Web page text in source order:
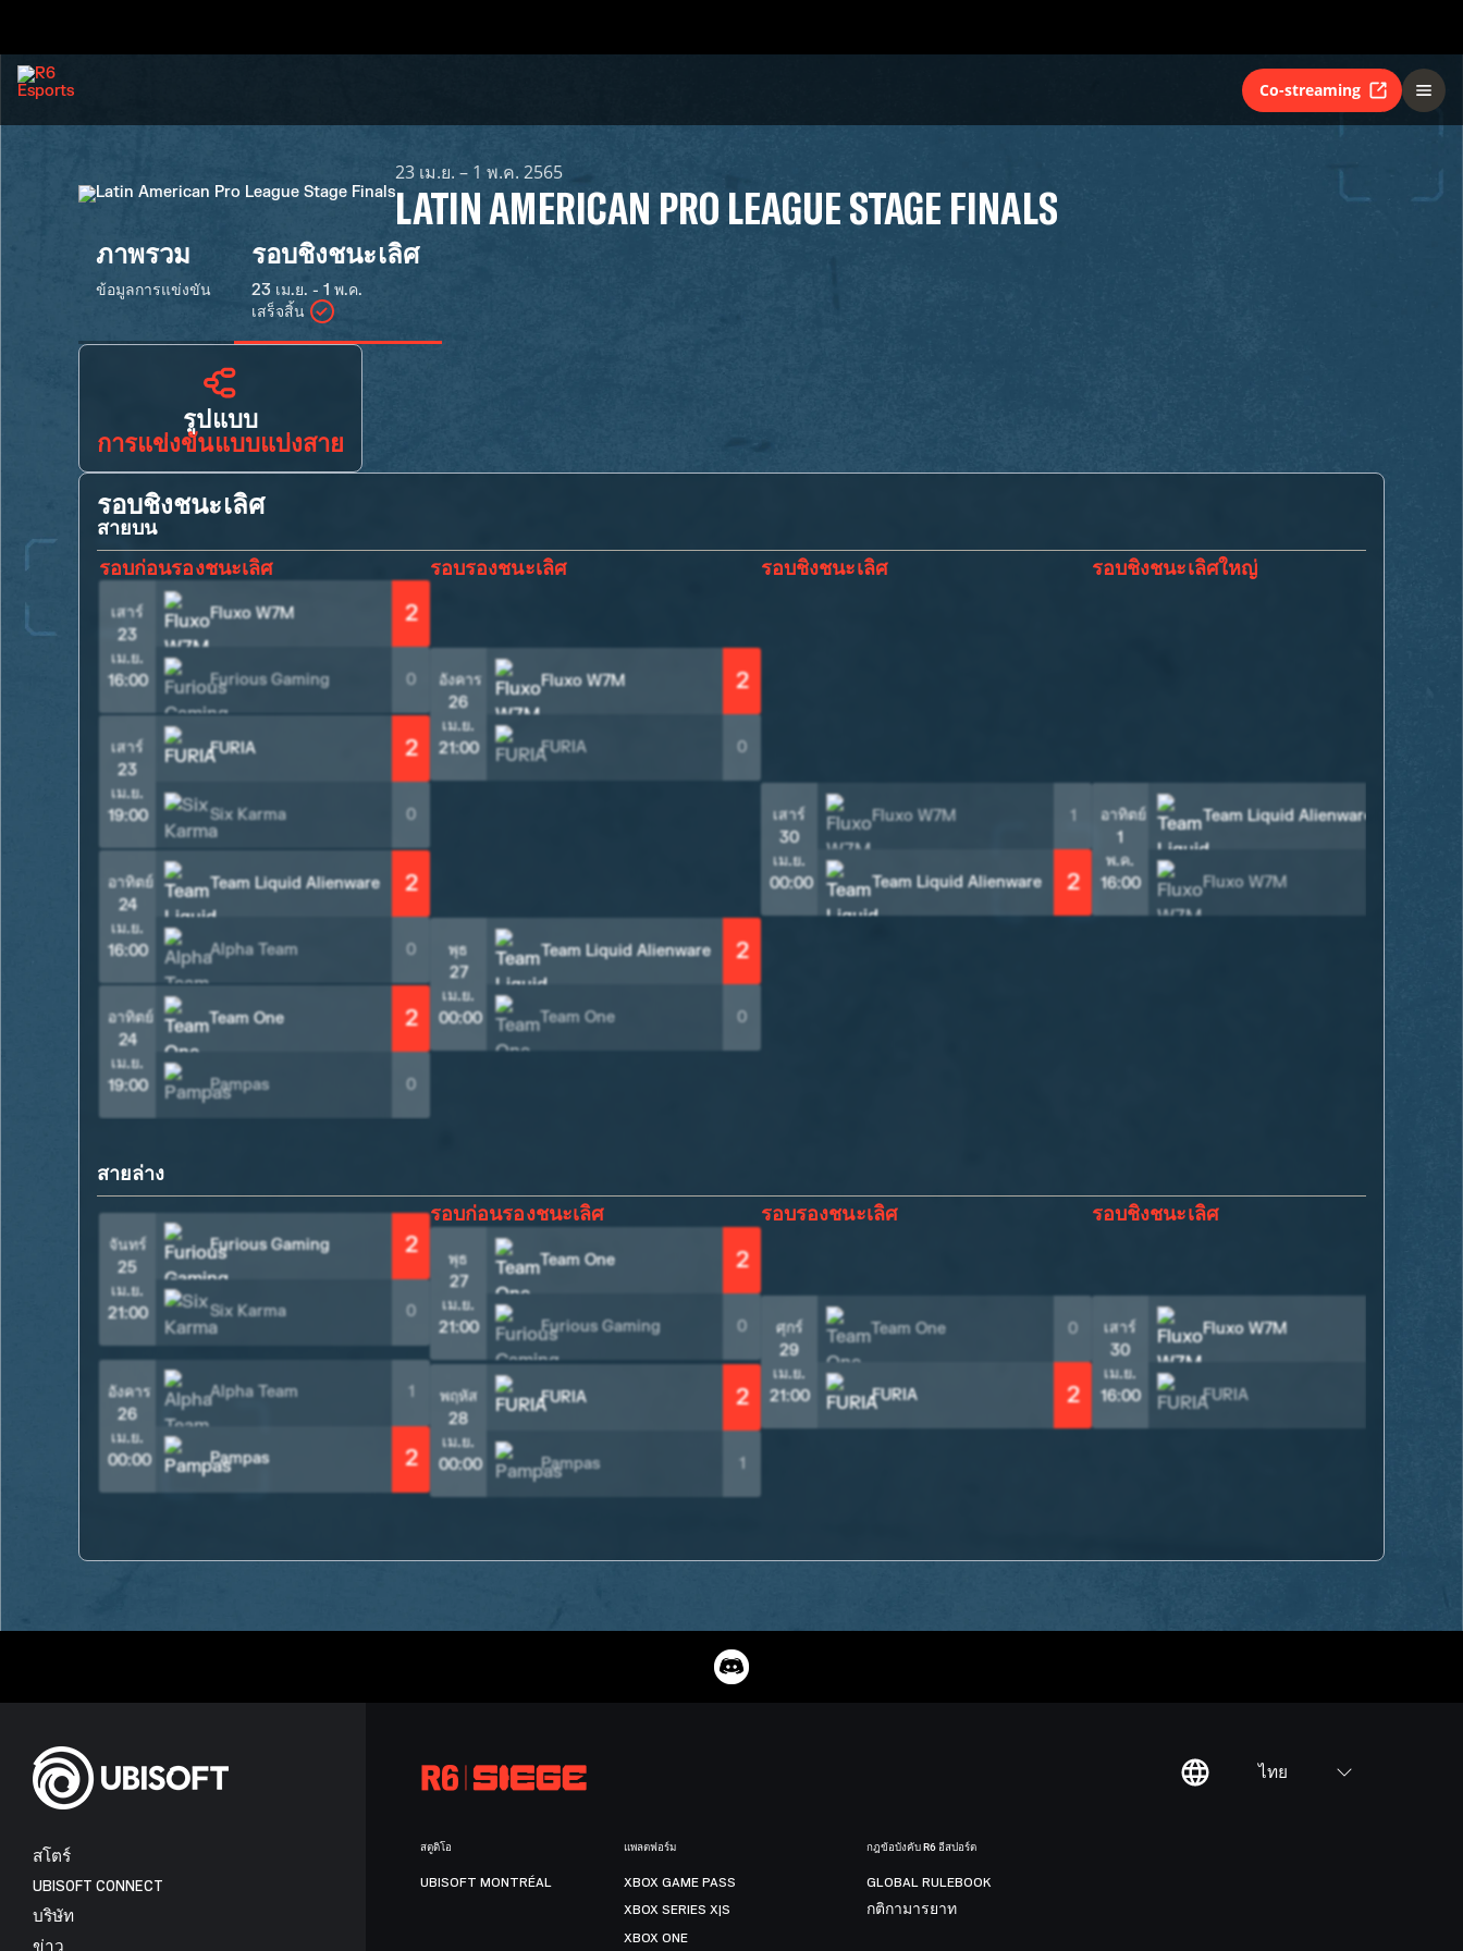
Co-streaming
23 เม.ย. – 1 พ.ค. 2565
LATIN AMERICAN PRO LEAGUE STAGE FINALS
ภาพรวม
ข้อมูลการแข่งขัน
รอบชิงชนะเลิศ
23 เม.ย. - 1 พ.ค.
เสร็จสิ้น
รูปแบบ
การแข่งขันแบบแบ่งสาย
รอบชิงชนะเลิศ
สายบน
รอบก่อนรองชนะเลิศ
เสาร์
23
เม.ย.
16:00
Fluxo W7M 2
Furious Gaming 0
เสาร์
23
เม.ย.
19:00
FURIA 2
Six Karma 0
อาทิตย์
24
เม.ย.
16:00
Team Liquid Alienware 2
Alpha Team 0
อาทิตย์
24
เม.ย.
19:00
Team One 2
Pampas 0
รอบรองชนะเลิศ
อังคาร
26
เม.ย.
21:00
Fluxo W7M 2
FURIA 0
พุธ
27
เม.ย.
00:00
Team Liquid Alienware 2
Team One 0
รอบชิงชนะเลิศ
เสาร์
30
เม.ย.
00:00
Fluxo W7M 1
Team Liquid Alienware 2
รอบชิงชนะเลิศใหญ่
อาทิตย์
1
พ.ค.
16:00
Team Liquid Alienware
Fluxo W7M
สายล่าง
จันทร์
25
เม.ย.
21:00
Furious Gaming 2
Six Karma 0
อังคาร
26
เม.ย.
00:00
Alpha Team 1
Pampas 2
รอบก่อนรองชนะเลิศ
พุธ
27
เม.ย.
21:00
Team One 2
Furious Gaming 0
พฤหัส
28
เม.ย.
00:00
FURIA 2
Pampas 1
รอบรองชนะเลิศ
ศุกร์
29
เม.ย.
21:00
Team One 0
FURIA 2
รอบชิงชนะเลิศ
เสาร์
30
เม.ย.
16:00
Fluxo W7M
FURIA
ไทย
สโตร์
UBISOFT CONNECT
บริษัท
ข่าว
สตูดิโอ
UBISOFT MONTRÉAL
แพลตฟอร์ม
XBOX GAME PASS
XBOX SERIES X|S
XBOX ONE
กฎข้อบังคับ R6 อีสปอร์ต
GLOBAL RULEBOOK
กติกามารยาท